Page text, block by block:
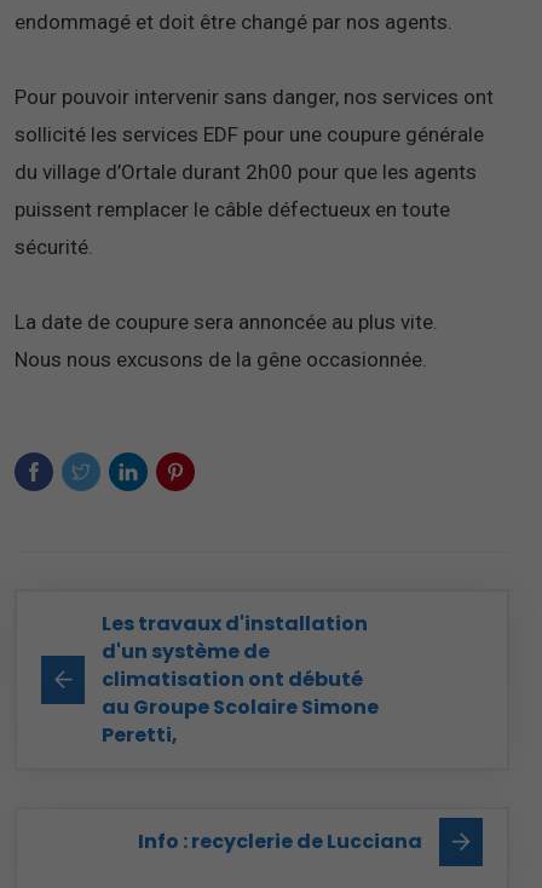
endommagé et doit être changé par nos agents.
Pour pouvoir intervenir sans danger, nos services ont
sollicité les services EDF pour une coupure générale
du village d’Ortale durant 2h00 pour que les agents
puissent remplacer le câble défectueux en toute
sécurité.
La date de coupure sera annoncée au plus vite.
Nous nous excusons de la gêne occasionnée.
Les travaux d'installation
d'un système de
climatisation ont débuté
au Groupe Scolaire Simone
Peretti,
Info : recyclerie de Lucciana